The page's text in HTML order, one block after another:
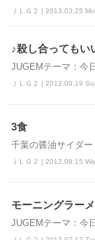
ＪＬＧ２ | 2013.03.25
♪殺し合ってもい
JUGEMテーマ：今
ＪＬＧ２ | 2012.08.19
3食
千葉の醤油サイダ
ＪＬＧ２ | 2012.08.15
モーニングラー
JUGEMテーマ：今